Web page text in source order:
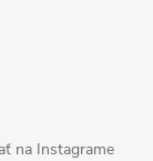
na Instagrame